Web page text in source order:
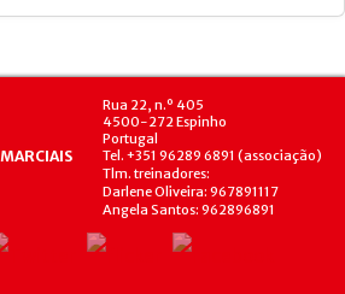
MARCIAIS
Rua 22, n.º 405
4500-272 Espinho
Portugal
Tel. +351 96289 6891 (associação)
Tlm. treinadores:
Darlene Oliveira: 967891117
Angela Santos: 962896891